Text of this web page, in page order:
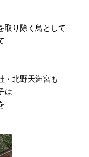
取り除く鳥として
・北野天満宮も
は